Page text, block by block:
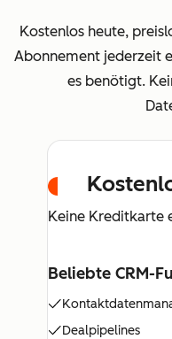
Kostenlos heute,
Abonnement jederzeit
es benötigt.
Keine Kreditkarte
Beliebte CRM-
Dealpipelines